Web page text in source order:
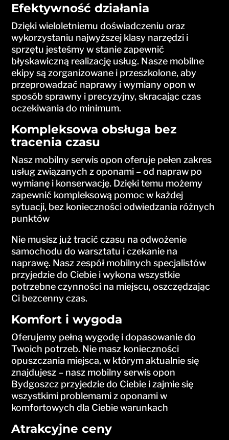
Efektywność działania
Dzięki wieloletniemu doświadczeniu oraz
wykorzystaniu najwyższej klasy narzędzi i
sprzętu jesteśmy w stanie zapewnić
błyskawiczną realizację usług. Nasze mobilne
ekipy są zorganizowane i przeszkolone, aby
przeprowadzać naprawy i wymiany opon w
sposób sprawny i precyzyjny, skracając czas
oczekiwania do minimum.
Kompleksowa obsługa bez
tracenia czasu
Nasz mobilny serwis opon oferuje pełen zakres
usług związanych z oponami – od napraw po
wymianę i konserwację. Dzięki temu możemy
zapewnić kompleksową pomoc w każdej
sytuacji, bez konieczności odwiedzania różnych
punktów
Nie musisz już tracić czasu na odwożenie
samochodu do warsztatu i czekanie na
naprawę. Nasz zespół mobilnych specjalistów
przyjedzie do Ciebie i wykona wszystkie
potrzebne czynności na miejscu, oszczędzając
Ci bezcenny czas.
Komfort i wygoda
Oferujemy pełną wygodę i dopasowanie do
Twoich potrzeb. Nie masz konieczności
opuszczania miejsca, w którym aktualnie się
znajdujesz – nasz mobilny serwis opon
Bydgoszcz przyjedzie do Ciebie i zajmie się
wszystkimi problemami z oponami w
komfortowych dla Ciebie warunkach
Atrakcyjne ceny